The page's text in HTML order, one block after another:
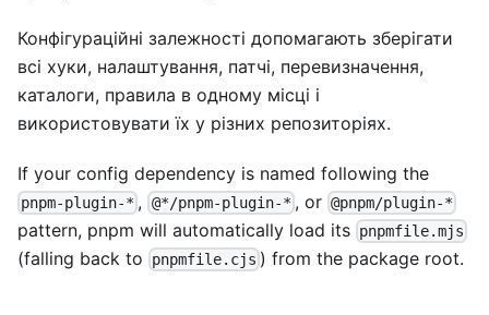
Конфігураційні залежності допомагають зберігати
всі хуки, налаштування, патчі, перевизначення,
каталоги, правила в одному місці і
використовувати їх у різних репозиторіях.
If your config dependency is named following the
pnpm-plugin-* , @*/pnpm-plugin-* , or @pnpm/plugin-*
pattern, pnpm will automatically load its pnpmfile.mjs
(falling back to pnpmfile.cjs ) from the package root.